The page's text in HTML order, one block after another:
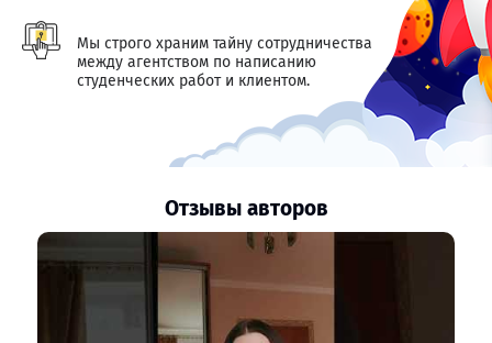
Мы строго храним тайну сотрудничества
между агентством по написанию
студенческих работ и клиентом.
Отзывы авторов